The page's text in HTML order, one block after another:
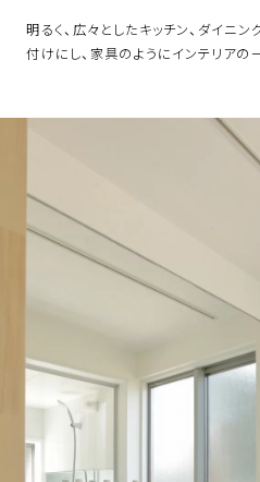
明るく、広々としたキッチン、ダイニ
付けにし、家具のようにインテリアの